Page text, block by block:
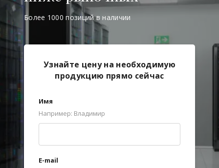
Более 1000 позиций в наличии
Узнайте цену на необходимую
продукцию прямо сейчас
Имя
Например: Владимир
E-mail